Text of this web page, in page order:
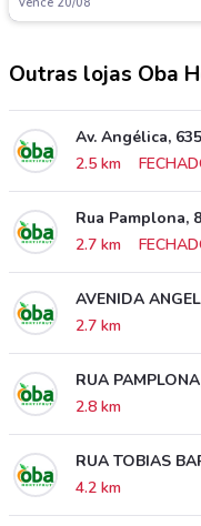
Outras lojas Oba
Av. Angélica,
2.5 km
Rua Pamplona,
2.7 km
AVENIDA
2.7 km
RUA
2.8 km
RUA TOBIAS
4.2 km